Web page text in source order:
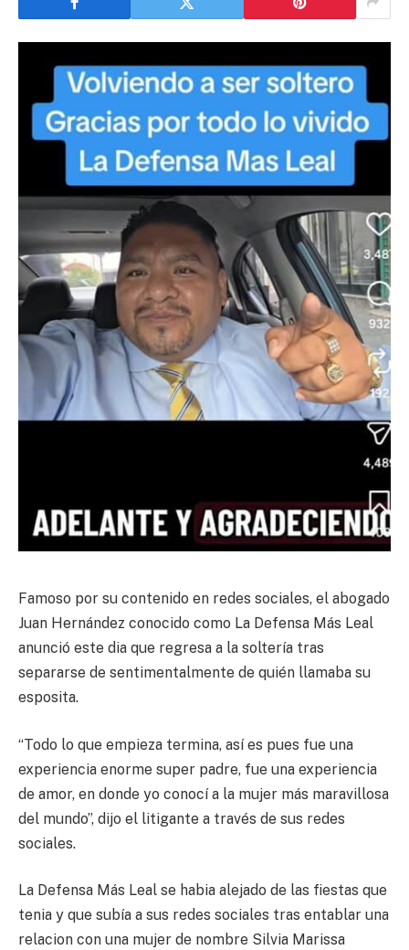
Famoso por su contenido en redes sociales, el abogado
Juan Hernández conocido como La Defensa Más Leal
anunció este dia que regresa a la soltería tras
separarse de sentimentalmente de quién llamaba su
esposita.
“Todo lo que empieza termina, así es pues fue una
experiencia enorme super padre, fue una experiencia
de amor, en donde yo conocí a la mujer más maravillosa
del mundo”, dijo el litigante a través de sus redes
sociales.
La Defensa Más Leal se habia alejado de las fiestas que
tenia y que subía a sus redes sociales tras entablar una
relacion con una mujer de nombre Silvia Marissa